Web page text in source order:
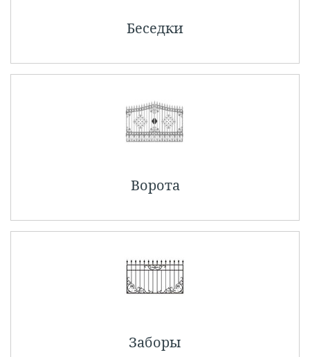
Беседки
Ворота
Заборы